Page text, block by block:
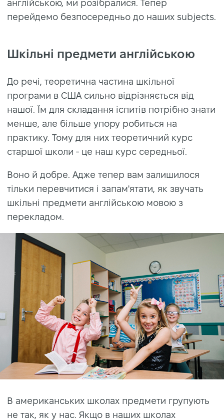
англійською, ми розібралися. Тепер
перейдемо безпосередньо до наших subjects.
Шкільні предмети англійською
До речі, теоретична частина шкільної
програми в США сильно відрізняється від
нашої. Їм для складання іспитів потрібно знати
менше, але більше упору робиться на
практику. Тому для них теоретичний курс
старшої школи - це наш курс середньої.
Воно й добре. Адже тепер вам залишилося
тільки перевчитися і запам'ятати, як звучать
шкільні предмети англійською мовою з
перекладом.
В американських школах предмети групують
не так, як у нас. Якщо в наших школах